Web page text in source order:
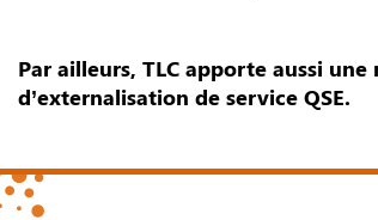
Par ailleurs, TLC apporte aussi
d’externalisation de service QSE.